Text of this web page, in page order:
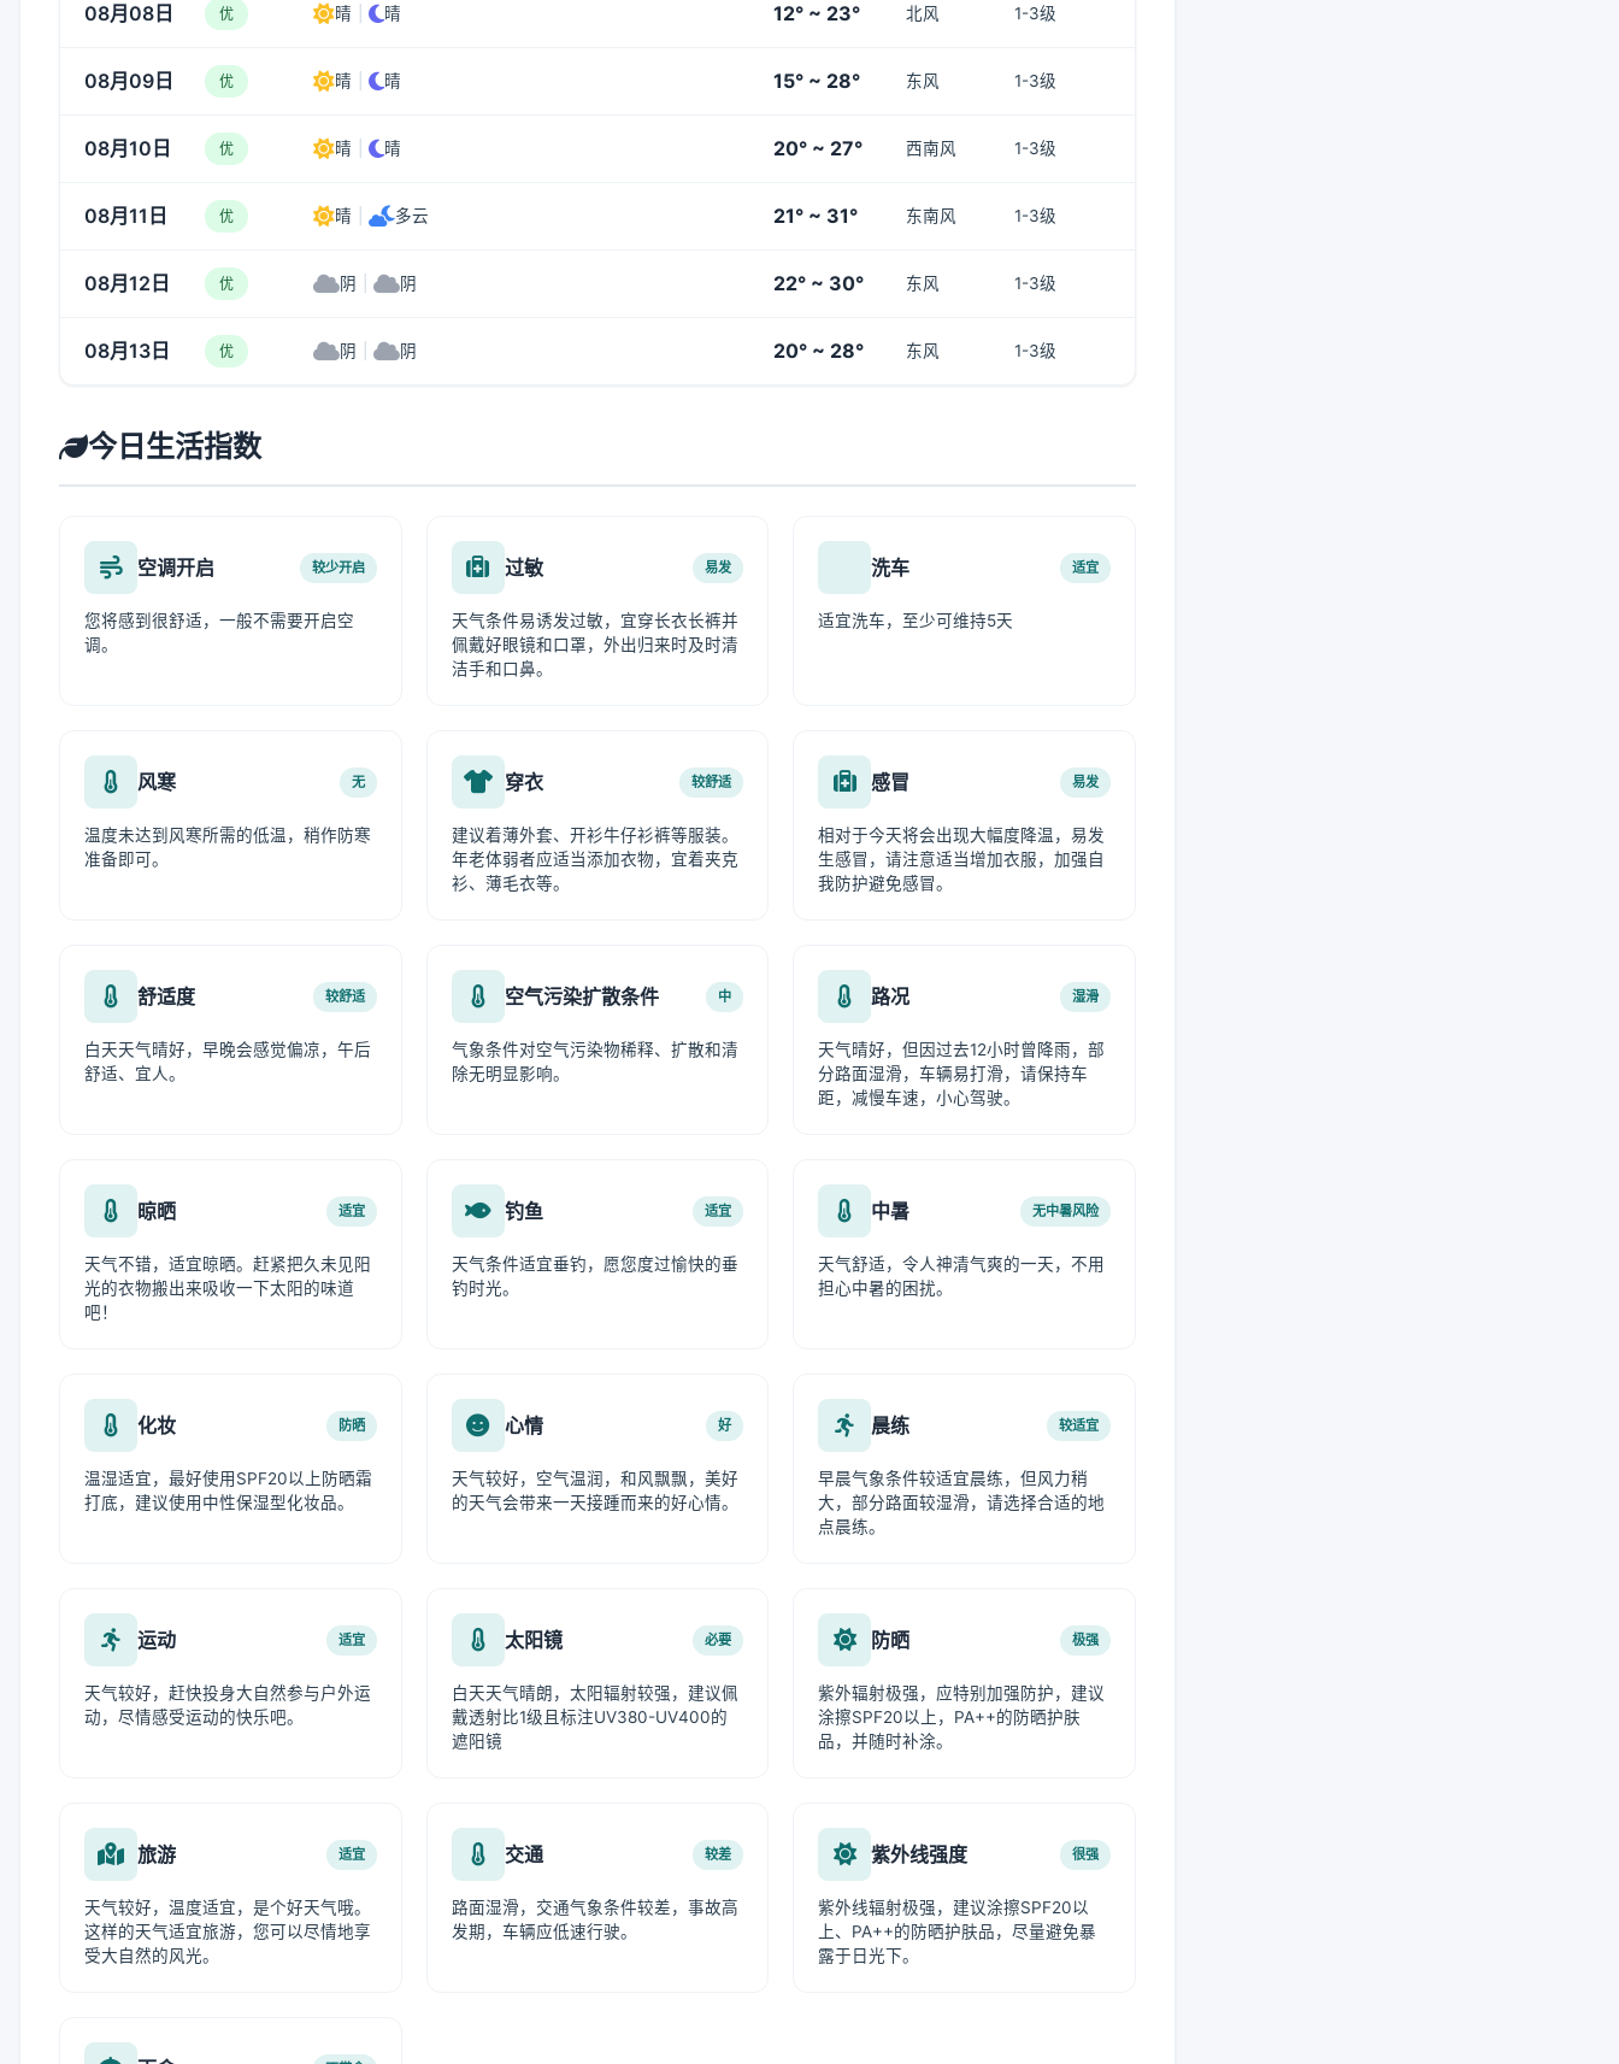
08月08日 优 晴 晴 12° ~ 23° 北风 1-3级
08月09日 优 晴 晴 15° ~ 28° 东风 1-3级
08月10日 优 晴 晴 20° ~ 27° 西南风 1-3级
08月11日 优 晴 多云 21° ~ 31° 东南风 1-3级
08月12日 优 阴 阴 22° ~ 30° 东风 1-3级
08月13日 优 阴 阴 20° ~ 28° 东风 1-3级
今日生活指数
空调开启 较少开启
您将感到很舒适，一般不需要开启空
调。
过敏 易发
天气条件易诱发过敏，宜穿长衣长裤并
佩戴好眼镜和口罩，外出归来时及时清
洁手和口鼻。
洗车 适宜
适宜洗车，至少可维持5天
风寒 无
温度未达到风寒所需的低温，稍作防寒
准备即可。
穿衣 较舒适
建议着薄外套、开衫牛仔衫裤等服装。
年老体弱者应适当添加衣物，宜着夹克
衫、薄毛衣等。
感冒 易发
相对于今天将会出现大幅度降温，易发
生感冒，请注意适当增加衣服，加强自
我防护避免感冒。
舒适度 较舒适
白天天气晴好，早晚会感觉偏凉，午后
舒适、宜人。
空气污染扩散条件 中
气象条件对空气污染物稀释、扩散和清
除无明显影响。
路况 湿滑
天气晴好，但因过去12小时曾降雨，部
分路面湿滑，车辆易打滑，请保持车
距，减慢车速，小心驾驶。
晾晒 适宜
天气不错，适宜晾晒。赶紧把久未见阳
光的衣物搬出来吸收一下太阳的味道
吧！
钓鱼 适宜
天气条件适宜垂钓，愿您度过愉快的垂
钓时光。
中暑 无中暑风险
天气舒适，令人神清气爽的一天，不用
担心中暑的困扰。
化妆 防晒
温湿适宜，最好使用SPF20以上防晒霜
打底，建议使用中性保湿型化妆品。
心情 好
天气较好，空气温润，和风飘飘，美好
的天气会带来一天接踵而来的好心情。
晨练 较适宜
早晨气象条件较适宜晨练，但风力稍
大，部分路面较湿滑，请选择合适的地
点晨练。
运动 适宜
天气较好，赶快投身大自然参与户外运
动，尽情感受运动的快乐吧。
太阳镜 必要
白天天气晴朗，太阳辐射较强，建议佩
戴透射比1级且标注UV380-UV400的
遮阳镜
防晒 极强
紫外辐射极强，应特别加强防护，建议
涂擦SPF20以上，PA++的防晒护肤
品，并随时补涂。
旅游 适宜
天气较好，温度适宜，是个好天气哦。
这样的天气适宜旅游，您可以尽情地享
受大自然的风光。
交通 较差
路面湿滑，交通气象条件较差，事故高
发期，车辆应低速行驶。
紫外线强度 很强
紫外线辐射极强，建议涂擦SPF20以
上、PA++的防晒护肤品，尽量避免暴
露于日光下。